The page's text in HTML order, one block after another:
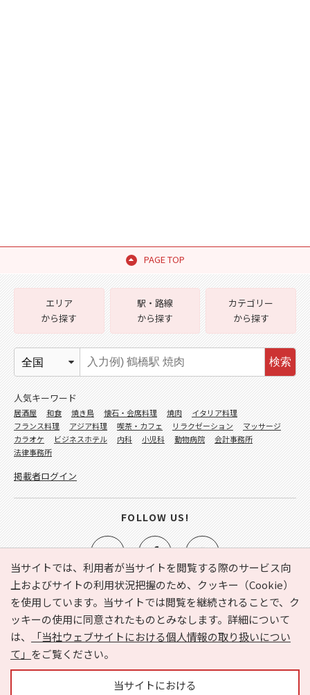
PAGE TOP
当サイトでは、利用者が当サイトを閲覧する際のサービス向
上およびサイトの利用状況把握のため、クッキー（Cookie）
を使用しています。当サイトでは閲覧を継続されることで、ク
ッキーの使用に同意されたものとみなします。詳細について
は、
「当社ウェブサイトにおける個人情報の取り扱いについ
て」 をご覧ください。
当サイトにおける
e-NAVITA（イーナビタ）とは？ お気に入り
ヘルプ
利用規約
個人情報の取り扱いについて
運営会社
サイトマップ
広告掲載に関するお問い合わせ
エリア
から探す
駅・路線
から探す
カテゴリー
から探す
検索
人気キーワード
居酒屋 和食 焼き鳥 懐石・会席料理 焼肉
イタリア料理
フランス料理
アジア料理 喫茶・カフェ リラクゼーション
マッサージ
カラオケ
ビジネスホテル 内科 小児科 動物病院
会計事務所
法律事務所
掲載者ログイン
FOLLOW US!